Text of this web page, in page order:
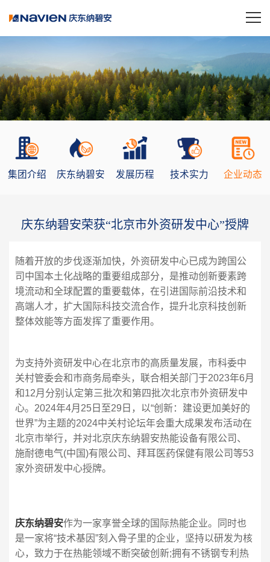
集团介绍 庆东纳碧安 发展历程 技术实力 企业动态
庆东纳碧安荣获“北京市外资研发中心”授牌
随着开放的步伐逐渐加快，外资研发中心已成为跨国公
司中国本土化战略的重要组成部分，是推动创新要素跨
境流动和全球配置的重要载体，在引进国际前沿技术和
高端人才，扩大国际科技交流合作，提升北京科技创新
整体效能等方面发挥了重要作用。
为支持外资研发中心在北京市的高质量发展，市科委中
关村管委会和市商务局牵头，联合相关部门于2023年6月
和12月分别认定第三批次和第四批次北京市外资研发中
心。2024年4月25日至29日，以“创新：建设更加美好的
世界”为主题的2024中关村论坛年会重大成果发布活动在
北京市举行，并对北京庆东纳碧安热能设备有限公司、
施耐德电气(中国)有限公司、拜耳医药保健有限公司等53
家外资研发中心授牌。
庆东纳碧安作为一家享誉全球的国际热能企业。同时也
是一家将“技术基因”刻入骨子里的企业，坚持以研发为核
心，致力于在热能领域不断突破创新;拥有不锈钢专利热